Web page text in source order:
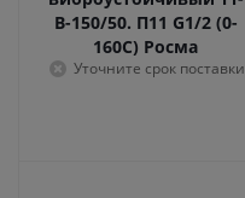
В-150/50. П11 G1/2 (0-
160С) Росма
Уточните срок поставки